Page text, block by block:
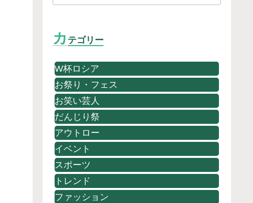
カ テゴリー
W杯ロシア
お祭り・フェス
お笑い芸人
だんじり祭
アウトロー
イベント
スポーツ
トレンド
ファッション